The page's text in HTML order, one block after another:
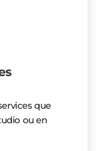
que
ou en